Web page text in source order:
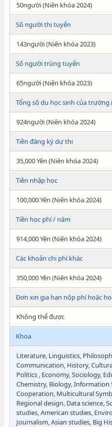
50người (Niên khóa 2024)
Số người thi tuyển
143người (Niên khóa 2023)
Số người trúng tuyển
65người (Niên khóa 2023)
Tổng số du học sinh của trường
924người (Niên khóa 2024)
Tiền đăng ký dự thi
35,000 Yên (Niên khóa 2024)
Tiền nhập học
100,000 Yên (Niên khóa 2024)
Tiền học phí / năm
914,000 Yên (Niên khóa 2024)
Các khoản chi phí khác
350,000 Yên (Niên khóa 2024)
Đơn xin gia hạn nộp phí hoặc
Không thể được
Khoa
Literature, Linguistics,
Communication, History,
Politics , Economy, Sociology,
Chemistry, Biology, Information
Cooperation, Multicultural
Regional design, Data science,
studies, American studies,
Journalism, Asian studies, Big